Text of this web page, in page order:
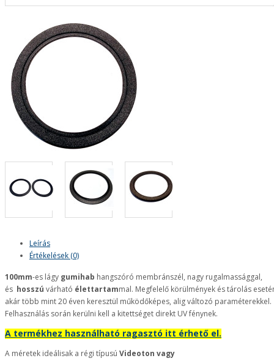
Leírás
Értékelések (0)
100mm-es lágy gumihab hangszóró membránszél, nagy rugalmassággal,
és hosszú várható élettartammal. Megfelelő körülmények és tárolás
akár több mint 20 éven keresztül működőképes, alig változó paraméterekkel.
Felhasználás során kerülni kell a kitettséget direkt UV fénynek.
A termékhez használható ragasztó itt érhető el.
A méretek ideálisak a régi típusú Videoton vagy